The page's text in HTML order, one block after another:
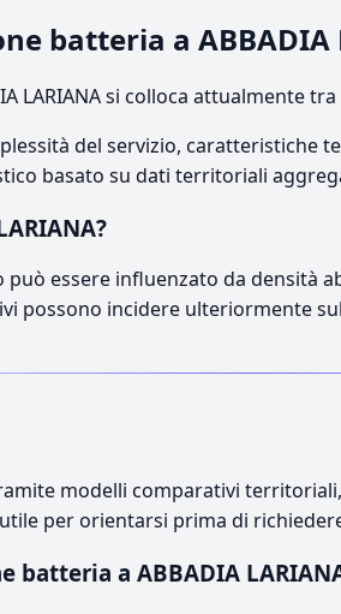
batteria a ABBADIA
LARIANA si colloca attualmente tra
del servizio, caratteristiche
basato su dati territoriali
può essere influenzato da
possono incidere ulteriormente
modelli comparativi
per orientarsi prima di
batteria a ABBADIA